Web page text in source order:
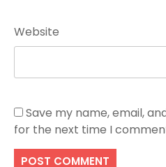
Website
Save my name, email,
for the next time I